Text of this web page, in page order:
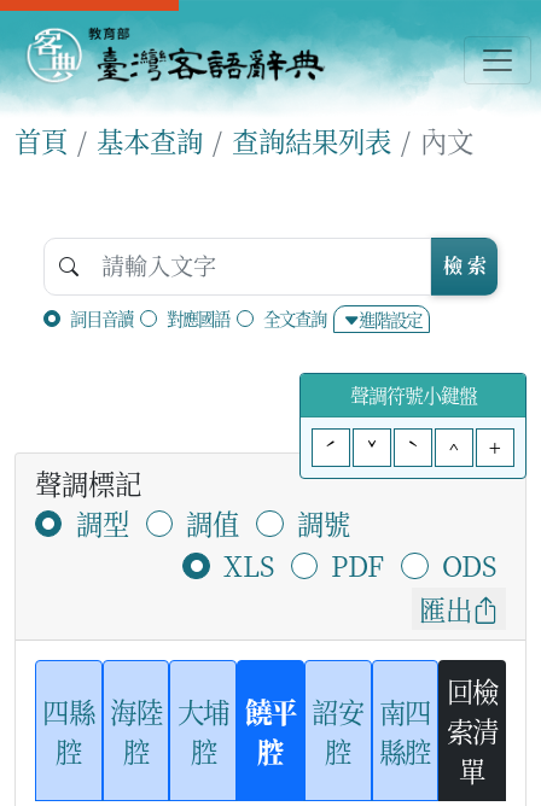
首頁 基本查詢 查詢結果列表 內文
詞目音讀 對應國語 全文查詢 進階設定
檢 索
聲調符號小鍵盤
ˊ
ˇ ˋ ^ +
聲調標記
調型
調值
調號
XLS
PDF
ODS
匯出
四縣
腔
海陸
腔
大埔
腔
饒平
腔
詔安
腔
南四
縣腔
回檢
索清
單